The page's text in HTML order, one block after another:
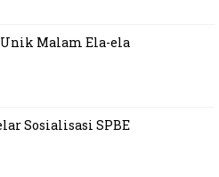
Malam Ela-ela
Sosialisasi SPBE